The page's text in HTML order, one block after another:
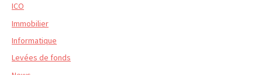
ICO
Immobilier
Informatique
Levées de fonds